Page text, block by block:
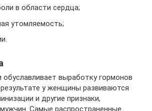
в области сердца;
утомляемость;
обуславливает выработку гормонов
у женщины развиваются
и другие признаки,
Самые распространенные